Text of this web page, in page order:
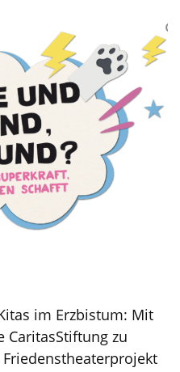
im Erzbistum: Mit
CaritasStiftung zu